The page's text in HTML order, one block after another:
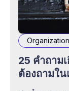
25 คำถาม
ต้องถามใ